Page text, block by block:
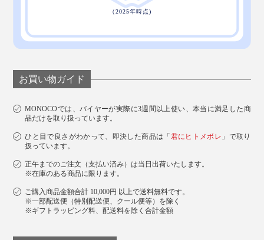
お買い物ガイド
MONOCOでは、バイヤーが実際に3週間以上使い、本当に満足した商
品だけを取り扱っています。
ひと目で良さがわかって、即決した商品は「 君にヒトメボレ 」で取り
扱っています。
正午までのご注文（支払い済み）は当日出荷いたします。
※在庫のある商品に限ります。
ご購入商品金額合計 10,000円 以上で送料無料です。
※一部配送便（特別配送便、クール便等）を除く
※ギフトラッピング料、配送料を除く合計金額